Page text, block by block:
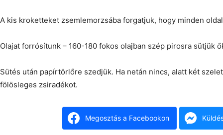
A kis kroketteket zsemlemorzsába forgatjuk, hogy minden
Olajat forrósítunk – 160-180 fokos olajban szép pirosra sütjük
Sütés után papírtörlőre szedjük. Ha netán nincs, alatt két
fölösleges zsiradékot.
Megosztás a Facebookon